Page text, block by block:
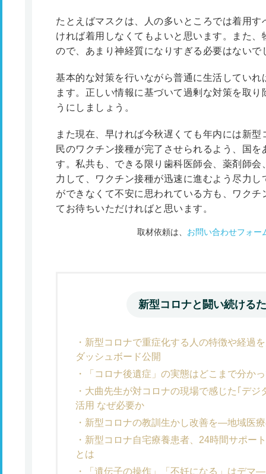
たとえばマスクは、人の多いところでは着用
ければ着用しなくてもよいと思います。また
ので、あまり神経質になりすぎる必要はないで
基本的な対策を行いながら普通に生活してい
ます。正しい情報に基づいて過剰な対策を取
うにしましょう。
また現在、早ければ今秋遅くても年内には新
民のワクチン接種が完了させられるよう、国
す。私共も、できる限り歯科医師会、薬剤師
力して、ワクチン接種が迅速に進むよう尽力
ができなくて不安に思われている方も、ワク
てお待ちいただければと思います。
取材依頼は、 お問い合わせフォー
新型コロナと闘い続ける
新型コロナで重症化する人の特徴や経過
ダッシュボード公開
「コロナ後遺症」の実態はどこまで分か
大曲先生が対コロナの現場で感じた｢デ
活用 なぜ必要か
新型コロナの教訓生かし改善を―地域医
新型コロナ自宅療養患者、24時間サポー
とは
「遺伝子の操作」「不妊になる」はデマ